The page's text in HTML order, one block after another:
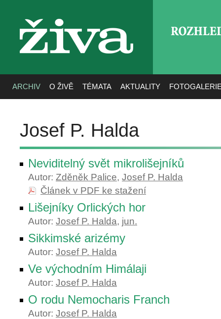
živa
ARCHIV O ŽIVĚ TÉMATA AKTUALITY
Josef P. Halda
Neviditelný svět mikrolišejníků
Autor: Zděněk Palice, Josef P. Halda
Článek v PDF ke stažení
Lišejníky Orlických hor
Autor: Josef P. Halda, jun.
Sikkimské arizémy
Autor: Josef P. Halda
Ve východním Himálaji
Autor: Josef P. Halda
O rodu Nemocharis Franch
Autor: Josef P. Halda